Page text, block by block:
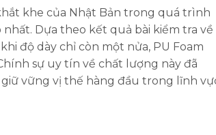
khe của Nhật Bản trong quá trình
Dựa theo kết quả bài kiểm tra về
độ dày chỉ còn một nửa, PU Foam
sự uy tín về chất lượng này đã
vững vị thế hàng đầu trong lĩnh